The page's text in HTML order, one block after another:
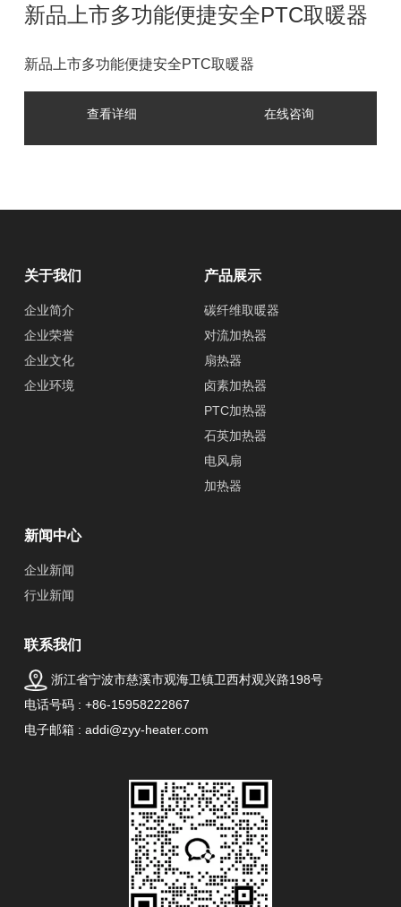
新品上市多功能便捷安全PTC取暖器
新品上市多功能便捷安全PTC取暖器
查看详细 在线咨询
关于我们
企业简介
企业荣誉
企业文化
企业环境
产品展示
碳纤维取暖器
对流加热器
扇热器
卤素加热器
PTC加热器
石英加热器
电风扇
加热器
新闻中心
企业新闻
行业新闻
联系我们
浙江省宁波市慈溪市观海卫镇卫西村观兴路198号
电话号码 : +86-15958222867
电子邮箱 : addi@zyy-heater.com